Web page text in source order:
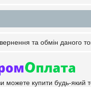
та обмін даного
можете купити будь-який